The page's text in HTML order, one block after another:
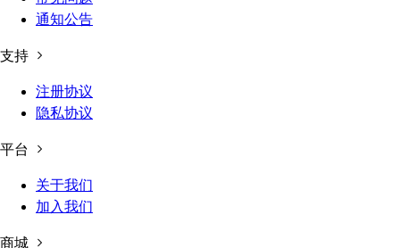
通知公告
支持
注册协议
隐私协议
平台
关于我们
加入我们
商城